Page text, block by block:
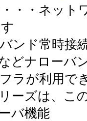
・・ネット
ド常時接
ナローバ
が利用で
ーズは、こ
バ機能